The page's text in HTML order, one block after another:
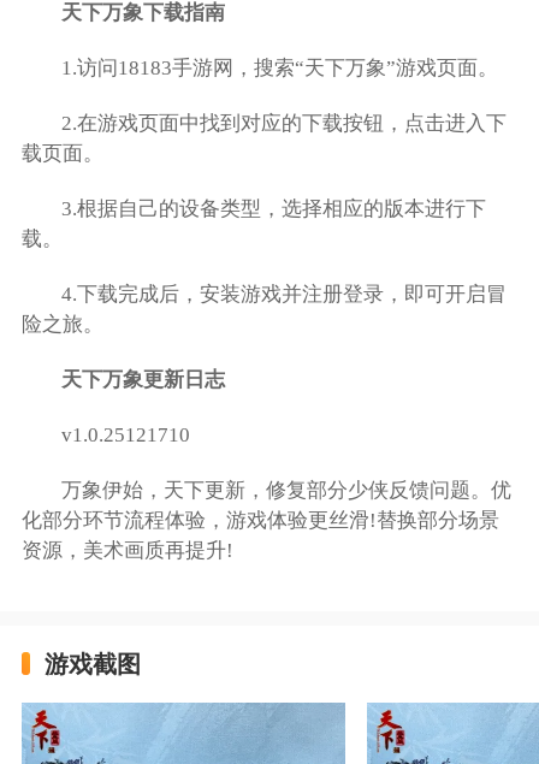
天下万象下载指南
1.访问18183手游网，搜索“天下万象”游戏页面。
2.在游戏页面中找到对应的下载按钮，点击进入下
载页面。
3.根据自己的设备类型，选择相应的版本进行下
载。
4.下载完成后，安装游戏并注册登录，即可开启冒
险之旅。
天下万象更新日志
v1.0.25121710
万象伊始，天下更新，修复部分少侠反馈问题。优
化部分环节流程体验，游戏体验更丝滑!替换部分场景
资源，美术画质再提升!
游戏截图